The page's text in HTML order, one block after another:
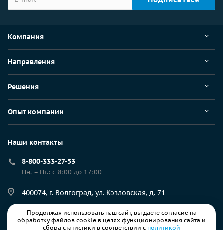
Компания
Направления
Решения
Опыт компании
Наши контакты
8-800-333-27-53
Пн. – Пт.: с 8:00 до 17:00
400074, г. Волгоград, ул. Козловская, д. 71
resp@ec-rs.ru
Продолжая использовать наш сайт, вы даёте согласие на
обработку файлов cookie в целях функционирования сайта и
сбора статистики в соответствии с политикой